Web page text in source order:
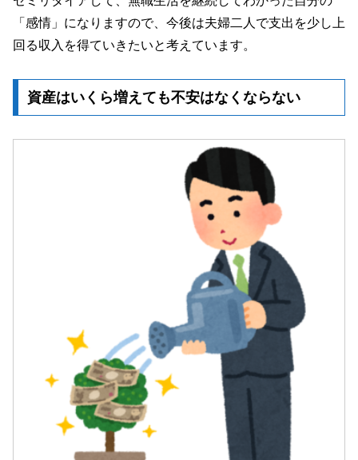
「感情」になりますので、今後は夫婦二人で支出を少し上
回る収入を得ていきたいと考えています。
資産はいくら増えても不安はなくならない